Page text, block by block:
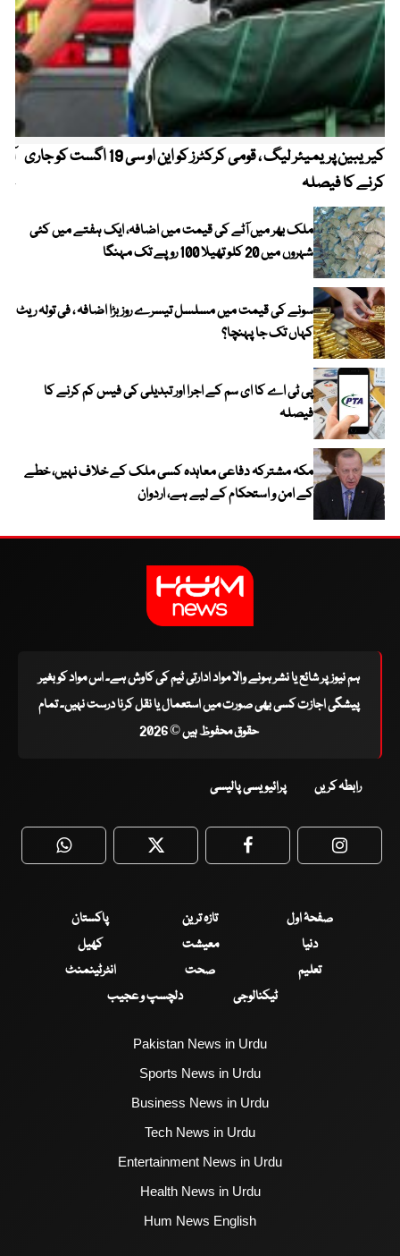
کیریبین پریمیئر لیگ ، قومی کرکٹرز کو این او سی 19 اگست کو جاری
کرنے کا فیصلہ
ملک بھر میں آٹے کی قیمت میں اضافہ، ایک ہفتے میں کئی
شہروں میں 20 کلو تھیلا 100 روپے تک مہنگا
سونے کی قیمت میں مسلسل تیسرے روز بڑا اضافہ ، فی تولہ ریٹ
کہاں تک جا پہنچا؟
پی ٹی اے کا ای سم کے اجرا اور تبدیلی کی فیس کم کرنے کا
فیصلہ
مکہ مشترکہ دفاعی معاہدہ کسی ملک کے خلاف نہیں، خطے
کے امن و استحکام کے لیے ہے، اردوان
ہم نیوز پر شائع یا نشر ہونے والا مواد ادارتی ٹیم کی کاوش ہے۔ اس مواد کو بغیر
پیشگی اجازت کسی بھی صورت میں استعمال یا نقل کرنا درست نہیں۔ تمام
حقوق محفوظ ہیں © 2026
رابطہ کریں پرائیویسی پالیسی
WhatsApp Twitter Facebook
صفحۂ اول تازہ ترین
پاکستان
دنیا
معیشت
کھیل
تعلیم
صحت
انٹرٹینمنٹ
ٹیکنالوجی
دلچسپ و عجیب
Pakistan News in Urdu
Sports News in Urdu
Business News in Urdu
Tech News in Urdu
Entertainment News in Urdu
Health News in Urdu
Hum News English